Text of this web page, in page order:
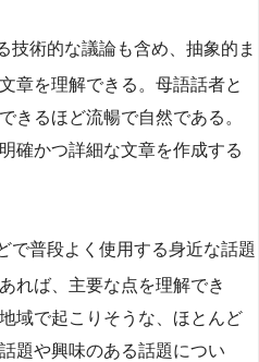
技術的な議論も含め、抽象的ま
章を理解できる。母語話者と
きるほど流暢で自然である。
確かつ詳細な文章を作成する
で普段よく使用する身近な話題
れば、主要な点を理解でき
域で起こりそうな、ほとんど
題や興味のある話題につい